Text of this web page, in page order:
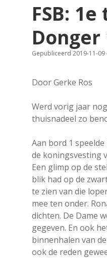
FSB:
Donger
Gepubliceerd 2019-11-09
Door Gerke Ros
Werd vorig jaar
thuisnadeel zo
Aan bord 1
de koningsvesting
Een glimp op de
blik had op de
te zien van die
mee ten onder.
dichten. De Dame
gegeven. En ook
binnenhalen van
ook de reden